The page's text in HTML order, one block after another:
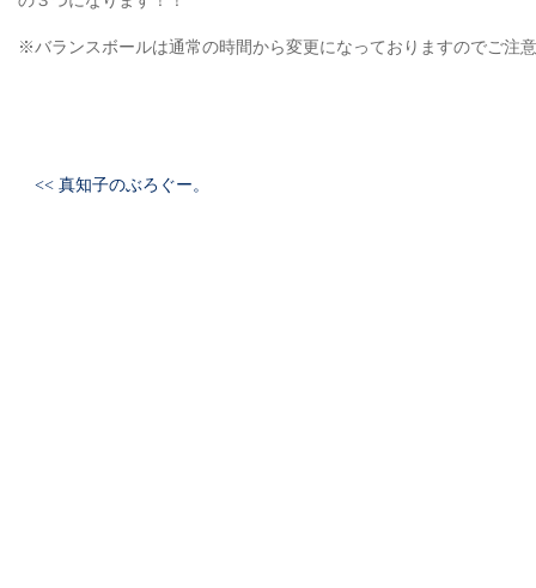
※バランスボールは通常の時間から変更になっておりますのでご注
<< 真知子のぶろぐー。